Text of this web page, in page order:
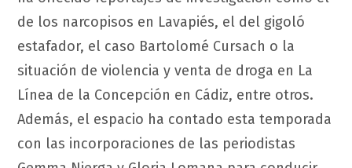
de los narcopisos en Lavapiés, el del gigoló
estafador, el caso Bartolomé Cursach o la
situación de violencia y venta de droga en La
Línea de la Concepción en Cádiz, entre otros.
Además, el espacio ha contado esta temporada
con las incorporaciones de las periodistas